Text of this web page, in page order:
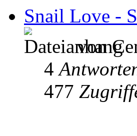
Snail Love -
von
4
477